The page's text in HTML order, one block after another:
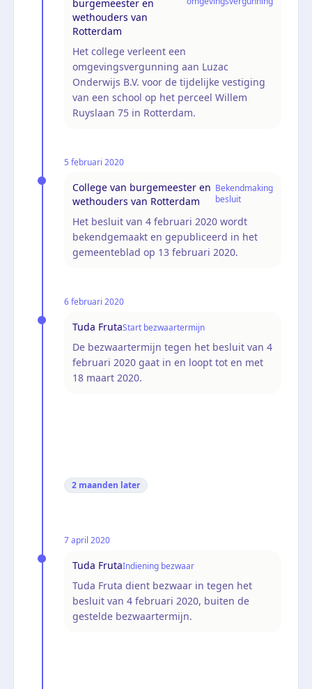
burgemeester en
wethouders van
Rotterdam
Het college verleent een
omgevingsvergunning aan Luzac
Onderwijs B.V. voor de tijdelijke vestiging
van een school op het perceel Willem
Ruyslaan 75 in Rotterdam.
5 februari 2020
College van burgemeester en
wethouders van Rotterdam
Bekendmaking
besluit
Het besluit van 4 februari 2020 wordt
bekendgemaakt en gepubliceerd in het
gemeenteblad op 13 februari 2020.
6 februari 2020
Tuda FrutaStart bezwaartermijn
De bezwaartermijn tegen het besluit van 4
februari 2020 gaat in en loopt tot en met
18 maart 2020.
2 maanden later
7 april 2020
Tuda FrutaIndiening bezwaar
Tuda Fruta dient bezwaar in tegen het
besluit van 4 februari 2020, buiten de
gestelde bezwaartermijn.